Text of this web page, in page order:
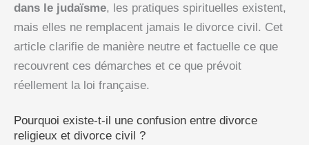
dans le judaïsme, les pratiques spirituelles existent,
mais elles ne remplacent jamais le divorce civil. Cet
article clarifie de manière neutre et factuelle ce que
recouvrent ces démarches et ce que prévoit
réellement la loi française.
Pourquoi existe-t-il une confusion entre divorce
religieux et divorce civil ?